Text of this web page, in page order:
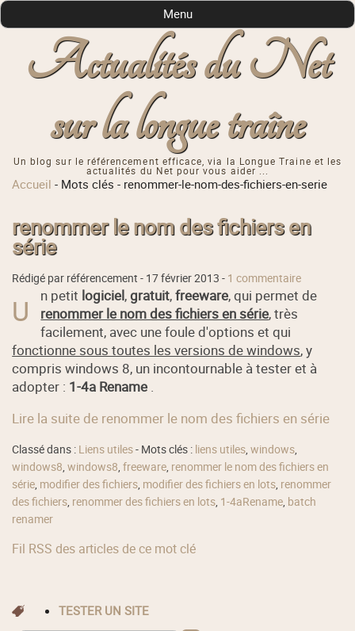
Actualités du Net
sur la longue traîne
Un blog sur le référencement efficace, via la Longue Traine et les
actualités du Net pour vous aider ...
Menu
Accueil - Mots clés - renommer-le-nom-des-fichiers-en-serie
renommer le nom des fichiers en
série
Rédigé par référencement - 17 février 2013 - 1 commentaire
U n petit logiciel,gratuit,freeware, qui permet de
renommer le nom des fichiers en série, très
facilement, avec une foule d'options et qui
fonctionne sous toutes les versions de windows, y
compris windows 8, un incontournable à tester et à
adopter : 1-4a Rename .
Lire la suite de renommer le nom des fichiers en série
Classé dans : Liens utiles- Mots clés : liens utiles,windows,
windows8,windows8,freeware, renommer le nom des fichiers en
série, modifier des fichiers, modifier des fichiers en lots, renommer
des fichiers, renommer des fichiers en lots, 1-4aRename, batch
renamer
Fil RSS des articles de ce mot clé
TESTER UN SITE